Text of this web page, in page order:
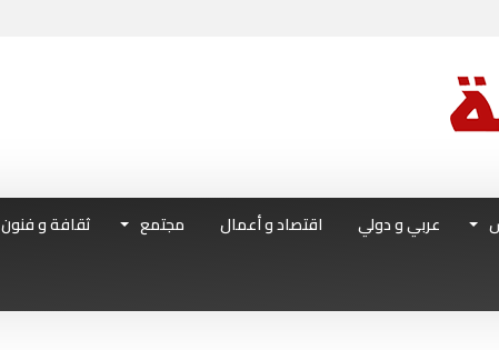
عربي و دولي اقتصاد و أعمال مجتمع ثقافة و فنون